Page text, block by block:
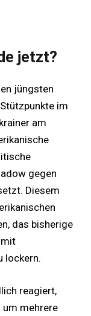
jetzt?
jüngsten
im
am
gegen
Diesem
das bisherige
lockern.
reagiert,
mehrere